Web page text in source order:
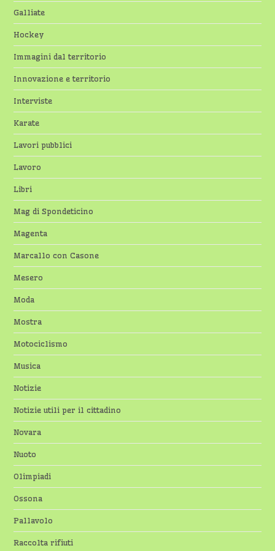
Galliate
Hockey
Immagini dal territorio
Innovazione e territorio
Interviste
Karate
Lavori pubblici
Lavoro
Libri
Mag di Spondeticino
Magenta
Marcallo con Casone
Mesero
Moda
Mostra
Motociclismo
Musica
Notizie
Notizie utili per il cittadino
Novara
Nuoto
Olimpiadi
Ossona
Pallavolo
Raccolta rifiuti